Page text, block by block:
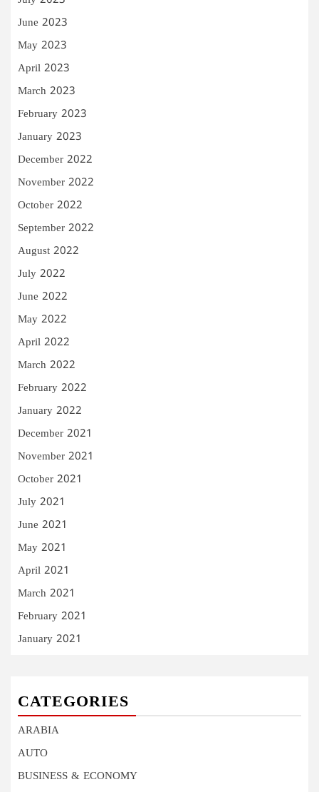
June 2023
May 2023
April 2023
March 2023
February 2023
January 2023
December 2022
November 2022
October 2022
September 2022
August 2022
July 2022
June 2022
May 2022
April 2022
March 2022
February 2022
January 2022
December 2021
November 2021
October 2021
July 2021
June 2021
May 2021
April 2021
March 2021
February 2021
January 2021
CATEGORIES
ARABIA
AUTO
BUSINESS & ECONOMY